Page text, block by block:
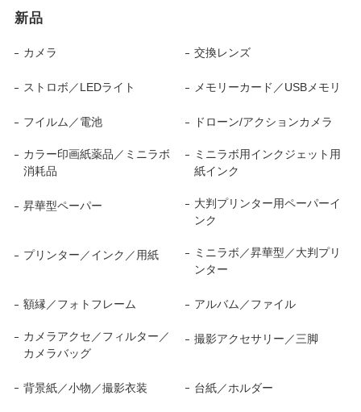
新品
カメラ 交換レンズ
ストロボ／LEDライト メモリーカード／USBメモリ
フイルム／電池 ドローン/アクションカメラ
カラー印画紙薬品／ミニラボ
消耗品
ミニラボ用インクジェット用
紙インク
昇華型ペーパー
大判プリンター用ペーパーイ
ンク
プリンター／インク／用紙
ミニラボ／昇華型／大判プリ
ンター
額縁／フォトフレーム アルバム／ファイル
カメラアクセ／フィルター／
カメラバッグ
撮影アクセサリー／三脚
背景紙／小物／撮影衣装 台紙／ホルダー